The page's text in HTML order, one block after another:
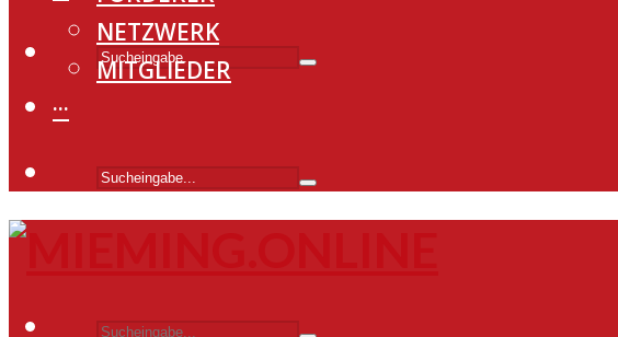
NETZWERK
MITGLIEDER
···